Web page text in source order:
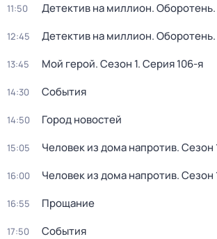
11:50 Детектив на миллион. Оборотень
12:45 Детектив на миллион. Оборотень
13:45 Мой герой. Сезон 1. Серия 106-я
14:30 События
14:50 Город новостей
15:05 Человек из дома напротив. Сезон
16:00 Человек из дома напротив. Сезон
16:55 Прощание
17:50 События